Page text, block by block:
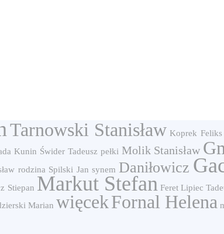
Tarnowski Stanisław Koprek Feliks
Kunin Świder Tadeusz pełki Molik Stanisław
rodzina Spilski Jan synem Daniłowicz
Stiepan Markut Stefan Feret Lipiec
Marian więcekFornal Helena